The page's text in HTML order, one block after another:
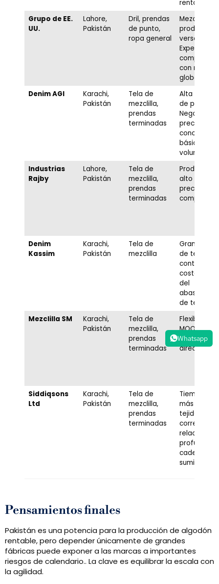
rentable
Grupo de EE.
UU.
Lahore,
Pakistán
Dril, prendas
de punto,
ropa general
Mezcla de
productos
versátil,
Experiencia
con
globales.
Denim AGI
Karachi,
Pakistán
Tela de
mezclilla,
prendas
terminadas
Alta
de
precios
conceptos
básicos de
volumen.
Industrias
Rajby
Lahore,
Pakistán
Tela de
mezclilla,
prendas
terminadas
Producción
alto
precios
Denim
Kassim
Karachi,
Pakistán
Tela de
mezclilla
Gran
de tejido,
control de
costos a
del
de telas
Mezclilla SM
Karachi,
Pakistán
Tela de
mezclilla,
prendas
terminadas
Flexibilidad
MOQ,
directo
Siddiqsons
Ltd
Karachi,
Pakistán
Tela de
mezclilla,
prendas
terminadas
Tiempos
más
tejidos para
correr,
relaciones
profundas
cadena de
suministro
Pensamientos finales
Pakistán es una potencia para la producción de algodón
rentable, pero depender únicamente de grandes
fábricas puede exponer a las marcas a importantes
riesgos de calendario.. La clave es equilibrar la escala con
la agilidad.
Whatsapp